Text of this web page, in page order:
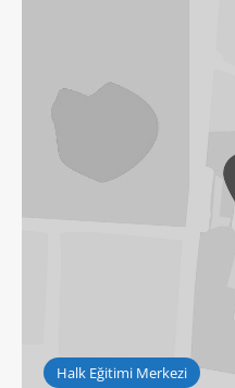
Halk Eğitimi Merkezi